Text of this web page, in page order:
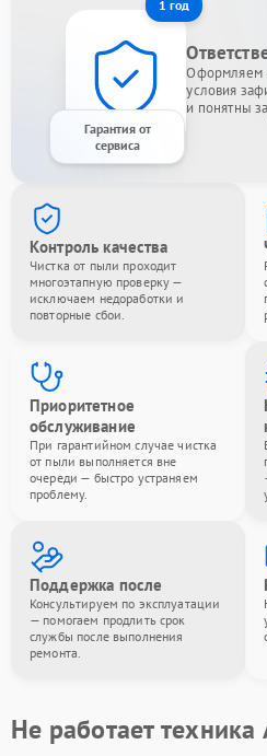
1 год
Гарантия от
сервиса
Оформляем
условия
и понятны
Контроль качества
Чистка от пыли проходит
многоэтапную проверку —
исключаем недоработки и
повторные сбои.
Приоритетное
обслуживание
При гарантийном случае чистка
от пыли выполняется вне
очереди — быстро устраняем
проблему.
Поддержка после
Консультируем по эксплуатации
— помогаем продлить срок
службы после выполнения
ремонта.
Не работает техника